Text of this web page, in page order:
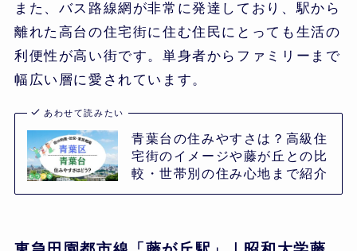
また、バス路線網が非常に発達しており、駅から
離れた高台の住宅街に住む住民にとっても生活の
利便性が高い街です。単身者からファミリーまで
幅広い層に愛されています。
あわせて読みたい
青葉台の住みやすさは？高級住
宅街のイメージや藤が丘との比
較・世帯別の住み心地まで紹介